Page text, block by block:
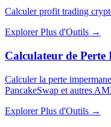
Calculer profit trading
Explorer Plus d'Outils →
Calculateur de Perte
Calculer la perte
PancakeSwap et autres
Explorer Plus d'Outils →